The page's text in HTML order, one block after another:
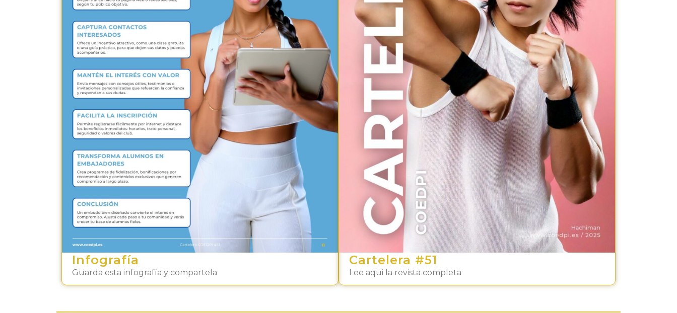
Infografía
Guarda esta infografía y compartela
Cartelera #51
Lee aqui la revista completa